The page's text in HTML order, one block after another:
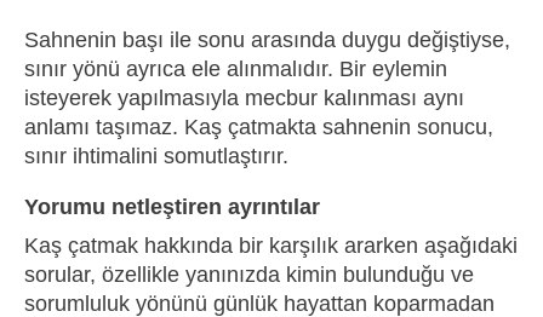
Sahnenin başı ile sonu arasında duygu değiştiyse,
sınır yönü ayrıca ele alınmalıdır. Bir eylemin
isteyerek yapılmasıyla mecbur kalınması aynı
anlamı taşımaz. Kaş çatmakta sahnenin sonucu,
sınır ihtimalini somutlaştırır.
Yorumu netleştiren ayrıntılar
Kaş çatmak hakkında bir karşılık ararken aşağıdaki
sorular, özellikle yanınızda kimin bulunduğu ve
sorumluluk yönünü günlük hayattan koparmadan